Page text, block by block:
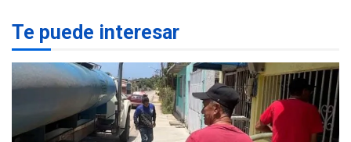
2
Pesadilla hídrica, por
Manuel Avila
POLÍTICA ÚLTIMA HORA
Delcy Rodríguez designa
nuevo presidente de
Te puede interesar